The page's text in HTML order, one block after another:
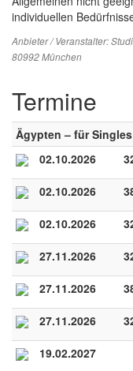
individuellen
Anbieter / Veranstalter:
80992 München
Termine
Ägypten – für
02.10.2026
02.10.2026
02.10.2026
27.11.2026
27.11.2026
27.11.2026
19.02.2027